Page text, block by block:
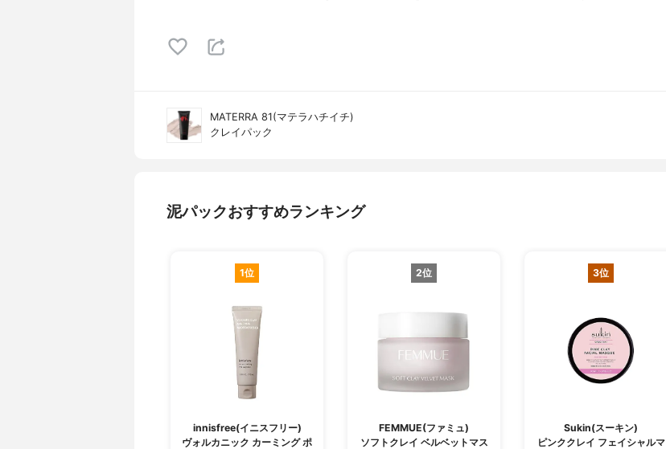
MATERRA 81(マテラハチイチ)
クレイパック
泥パックおすすめランキング
1位
innisfree(イニスフリー)
ヴォルカニック カーミング ポ
2位
FEMMUE(ファミュ)
ソフトクレイ ベルベットマス
3位
Sukin(スーキン)
ピンククレイ フェイシャルマ